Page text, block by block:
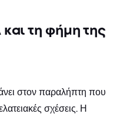
και τη φήμη της
στον παραλήπτη που
σχέσεις. Η